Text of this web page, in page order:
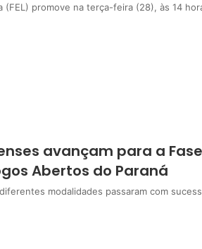
(FEL) promove na terça-feira (28), às 14
avançam para a Fase
Abertos do Paraná
modalidades passaram com